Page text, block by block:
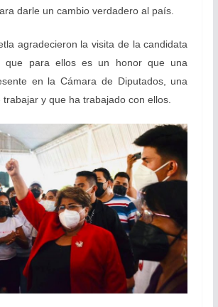
darle un cambio verdadero al país.
agradecieron la visita de la candidata
que para ellos es un honor que una
en la Cámara de Diputados, una
y que ha trabajado con ellos.